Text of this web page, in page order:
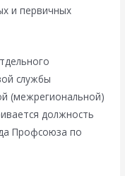
и первичных
службы
(межрегиональной)
должность
Профсоюза по